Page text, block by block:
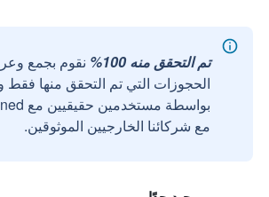
تم التحقق منه 100%
نقوم بجمع
الحجوزات التي تم التحقق منها فقط
مع شركائنا الخارجيين الموثوقين.